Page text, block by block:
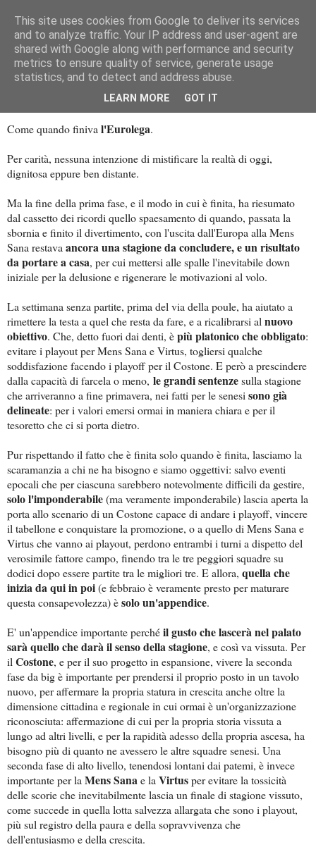
Palla al cerchio
venerdì 14 febbraio 2025
Il senso della seconda fase
Come quando finiva l'Eurolega.
Per carità, nessuna intenzione di mistificare la realtà di oggi,
dignitosa eppure ben distante.
Ma la fine della prima fase, e il modo in cui è finita, ha riesumato
dal cassetto dei ricordi quello spaesamento di quando, passata la
sbornia e finito il divertimento, con l'uscita dall'Europa alla Mens
Sana restava ancora una stagione da concludere, e un risultato
da portare a casa, per cui mettersi alle spalle l'inevitabile down
iniziale per la delusione e rigenerare le motivazioni al volo.
La settimana senza partite, prima del via della poule, ha aiutato a
rimettere la testa a quel che resta da fare, e a ricalibrarsi al nuovo
obiettivo. Che, detto fuori dai denti, èpiù platonico che obbligato:
evitare i playout per Mens Sana e Virtus, togliersi qualche
soddisfazione facendo i playoff per il Costone. E però a prescindere
dalla capacità di farcela o meno, le grandi sentenzesulla stagione
che arriveranno a fine primavera, nei fatti per le senesi sono già
delineate: per i valori emersi ormai in maniera chiara e per il
tesoretto che ci si porta dietro.
Pur rispettando il fatto che è finita solo quando è finita, lasciamo la
scaramanzia a chi ne ha bisogno e siamo oggettivi: salvo eventi
epocali che per ciascuna sarebbero notevolmente difficili da gestire,
solo l'imponderabile(ma veramente imponderabile) lascia aperta la
porta allo scenario di un Costone capace di andare i playoff, vincere
il tabellone e conquistare la promozione, o a quello di Mens Sana e
Virtus che vanno ai playout, perdono entrambi i turni a dispetto del
verosimile fattore campo, finendo tra le tre peggiori squadre su
dodici dopo essere partite tra le migliori tre. E allora, quella che
inizia da qui in poi(e febbraio è veramente presto per maturare
questa consapevolezza) èsolo un'appendice.
E' un'appendice importante perchéil gusto che lascerà nel palato
sarà quello che darà il senso della stagione, e così va vissuta. Per
il Costone, e per il suo progetto in espansione, vivere la seconda
fase da big è importante per prendersi il proprio posto in un tavolo
nuovo, per affermare la propria statura in crescita anche oltre la
dimensione cittadina e regionale in cui ormai è un'organizzazione
riconosciuta: affermazione di cui per la propria storia vissuta a
lungo ad altri livelli, e per la rapidità adesso della propria ascesa, ha
bisogno più di quanto ne avessero le altre squadre senesi. Una
seconda fase di alto livello, tenendosi lontani dai patemi, è invece
importante per la Mens Sanae la Virtusper evitare la tossicità
delle scorie che inevitabilmente lascia un finale di stagione vissuto,
come succede in quella lotta salvezza allargata che sono i playout,
più sul registro della paura e della sopravvivenza che
dell'entusiasmo e della crescita.
This site uses cookies from Google to deliver its services
and to analyze traffic. Your IP address and user-agent are
shared with Google along with performance and security
metrics to ensure quality of service, generate usage
statistics, and to detect and address abuse.
LEARN MORE GOT IT